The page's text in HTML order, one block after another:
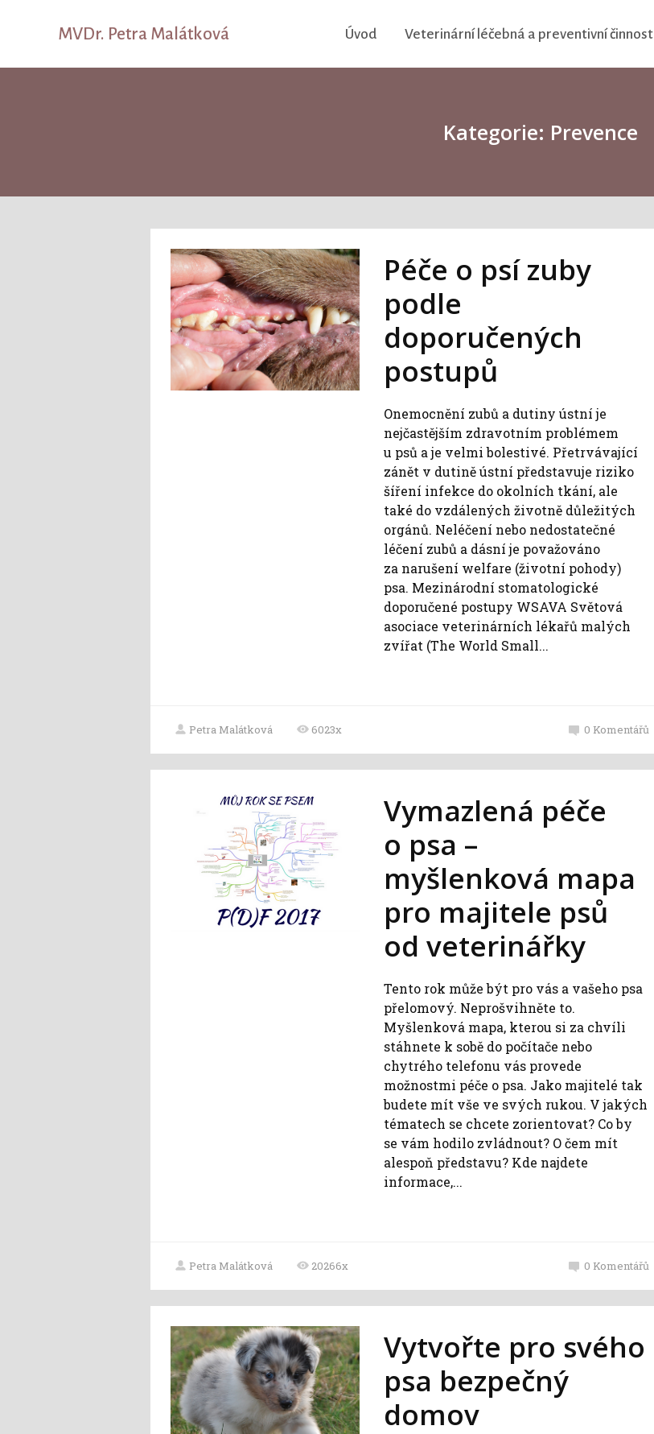
MVDr. Petra Malátková Úvod Veterinární léčebná a preventivní činnost
Kategorie: Prevence
Péče o psí zuby
podle
doporučených
postupů
Onemocnění zubů a dutiny ústní je
nejčastějším zdravotním problémem
u psů a je velmi bolestivé. Přetrvávající
zánět v dutině ústní představuje riziko
šíření infekce do okolních tkání, ale
také do vzdálených životně důležitých
orgánů. Neléčení nebo nedostatečné
léčení zubů a dásní je považováno
za narušení welfare (životní pohody)
psa. Mezinárodní stomatologické
doporučené postupy WSAVA Světová
asociace veterinárních lékařů malých
zvířat (The World Small...
Petra Malátková 6023x 0 Komentářů
Vymazlená péče
o psa –
myšlenková mapa
pro majitele psů
od veterinářky
Tento rok může být pro vás a vašeho psa
přelomový. Neprošvihněte to.
Myšlenková mapa, kterou si za chvíli
stáhnete k sobě do počítače nebo
chytrého telefonu vás provede
možnostmi péče o psa. Jako majitelé tak
budete mít vše ve svých rukou. V jakých
tématech se chcete zorientovat? Co by
se vám hodilo zvládnout? O čem mít
alespoň představu? Kde najdete
informace,...
Petra Malátková 20266x 0 Komentářů
Vytvořte pro svého
psa bezpečný
domov